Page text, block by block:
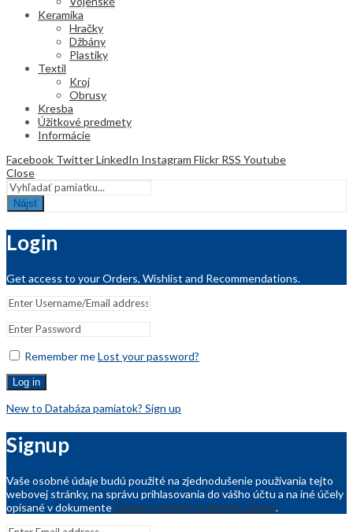
Keramika
Hračky
Džbány
Plastiky
Textil
Kroj
Obrusy
Kresba
Úžitkové predmety
Informácie
Facebook TwitterLinkedIn Instagram Flickr RSS Youtube
Close
Nájsť
Login
Get access to your Orders, Wishlist and Recommendations.
Remember meLost your password?
Log in
New to Databáza pamiatok? Sign up
Signup
Vaše osobné údaje budú použité na zjednodušenie používania tejto
webovej stránky, na správu prihlasovania do vášho účtu a na iné účely
opísané v dokumente Zásady ochrany osobných údajov.